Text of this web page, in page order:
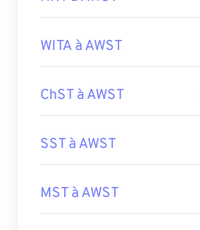
WITA à AWST
ChST à AWST
SST à AWST
MST à AWST